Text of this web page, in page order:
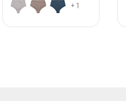
+ 1